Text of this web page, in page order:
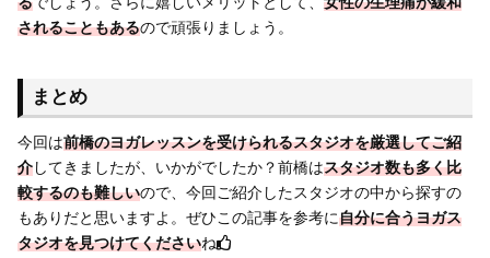
されることもあるので頑張りましょう。
まとめ
今回は前橋のヨガレッスンを受けられるスタジオを厳選してご紹
介してきましたが、いかがでしたか？前橋はスタジオ数も多く比
較するのも難しいので、今回ご紹介したスタジオの中から探すの
もありだと思いますよ。ぜひこの記事を参考に自分に合うヨガス
タジオを見つけてくださいね